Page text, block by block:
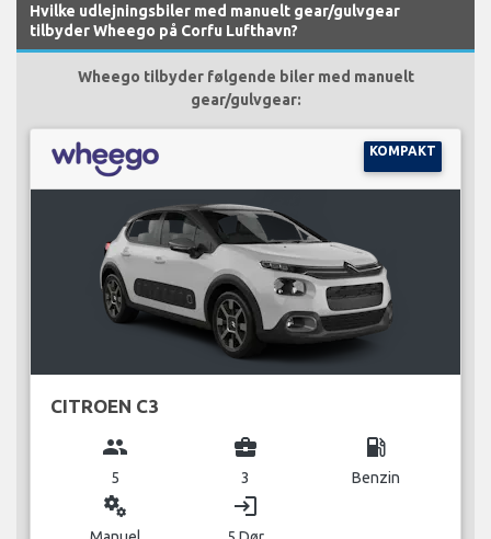
Hvilke udlejningsbiler med manuelt gear/gulvgear
tilbyder Wheego på Corfu Lufthavn?
Wheego tilbyder følgende biler med manuelt
gear/gulvgear:
KOMPAKT
CITROEN C3
group
5
business_center
3
local_gas_station
Benzin
miscellaneous_services login